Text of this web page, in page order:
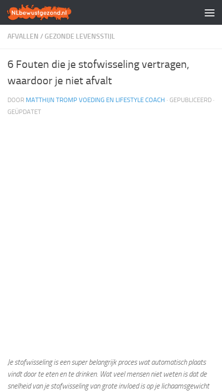
Doorgaan naar inhoud
AFVALLEN / GEZONDE LEVENSSTIJL
6 Fouten die je stofwisseling vertragen,
waardoor je niet afvalt
DOOR MATTHIJN TROMP VOEDING EN LIFESTYLE COACH · GEPUBLICEERD ·
GEÜPDATET
Je stofwisseling is een super belangrijk proces wat automatisch plaats
vindt door te eten en te drinken. Wat veel mensen niet weten is dat de
snelheid van je stofwisseling van grote invloed is op je lichaamsgewicht